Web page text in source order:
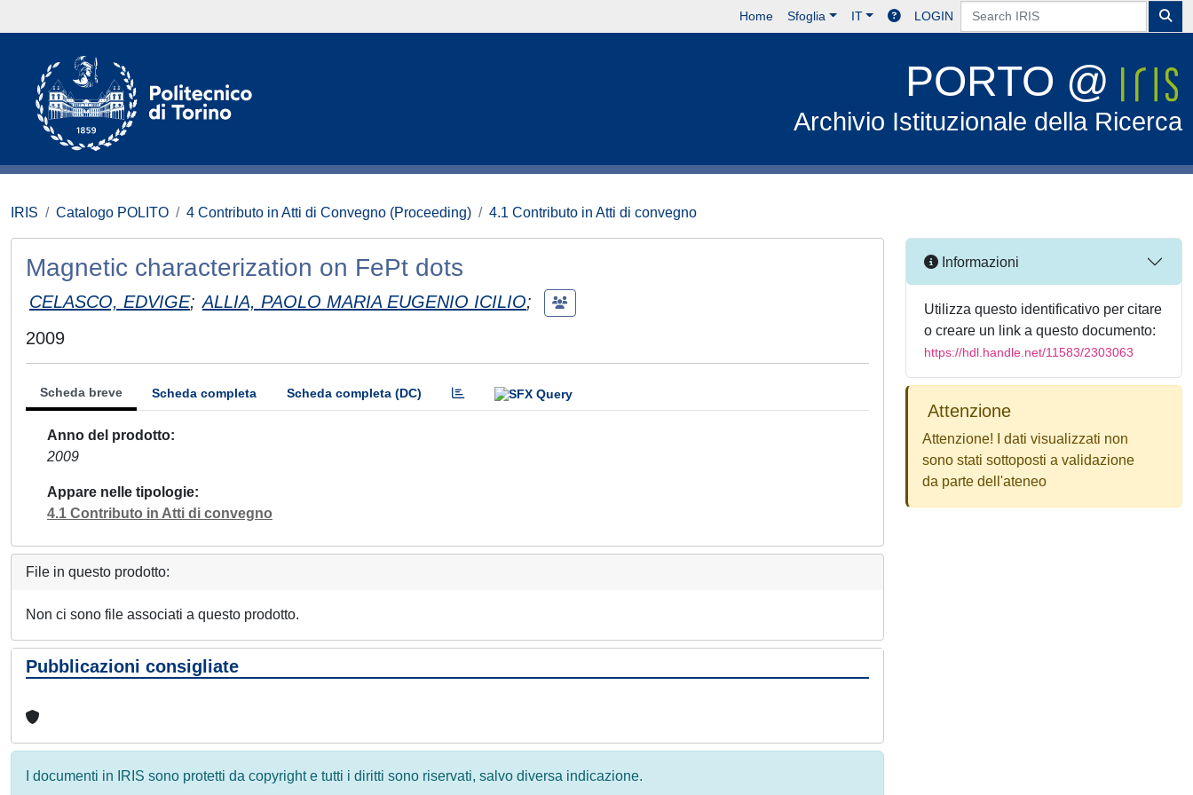
Home Sfoglia IT LOGIN
PORTO @
Archivio Istituzionale della Ricerca
IRIS Catalogo POLITO 4 Contributo in Atti di Convegno (Proceeding) 4.1 Contributo in Atti di convegno
Magnetic characterization on FePt dots
CELASCO, EDVIGE; ALLIA, PAOLO MARIA EUGENIO ICILIO;
2009
Scheda breve Scheda completa Scheda completa (DC)
Anno del prodotto
2009
Appare nelle tipologie
4.1 Contributo in Atti di convegno
File in questo prodotto:
Non ci sono file associati a questo prodotto.
Pubblicazioni consigliate
I documenti in IRIS sono protetti da copyright e tutti i diritti sono riservati, salvo diversa indicazione.
Informazioni
Utilizza questo identificativo per citare
o creare un link a questo documento:
https://hdl.handle.net/11583/2303063
Attenzione
Attenzione! I dati visualizzati non
sono stati sottoposti a validazione
da parte dell'ateneo